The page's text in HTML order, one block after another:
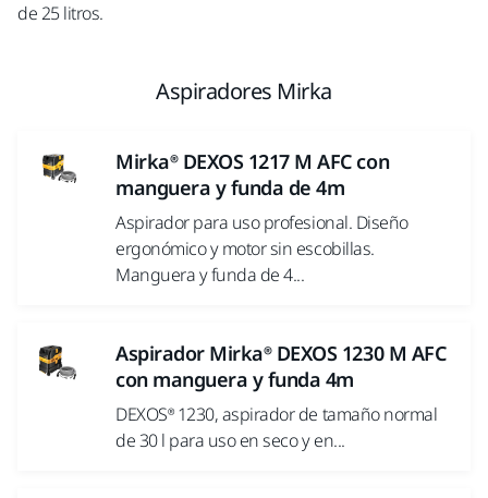
de 25 litros.
Aspiradores Mirka
Mirka® DEXOS 1217 M AFC con
manguera y funda de 4m
Aspirador para uso profesional. Diseño
ergonómico y motor sin escobillas.
Manguera y funda de 4...
Aspirador Mirka® DEXOS 1230 M AFC
con manguera y funda 4m
DEXOS® 1230, aspirador de tamaño normal
de 30 l para uso en seco y en...